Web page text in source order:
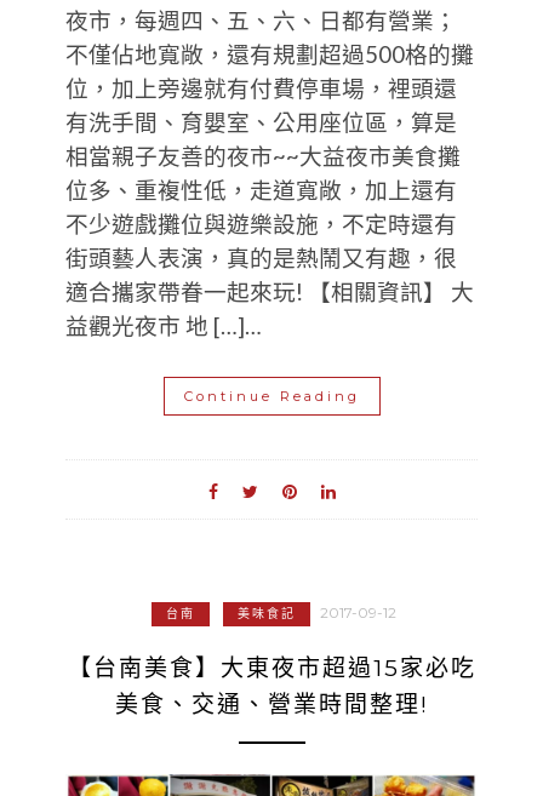
夜市，每週四、五、六、日都有營業；
不僅佔地寬敞，還有規劃超過500格的攤
位，加上旁邊就有付費停車場，裡頭還
有洗手間、育嬰室、公用座位區，算是
相當親子友善的夜市~~大益夜市美食攤
位多、重複性低，走道寬敞，加上還有
不少遊戲攤位與遊樂設施，不定時還有
街頭藝人表演，真的是熱鬧又有趣，很
適合攜家帶眷一起來玩! 【相關資訊】 大
益觀光夜市 地 […]…
Continue Reading
台南 美味食記 2017-09-12
【台南美食】大東夜市超過15家必吃
美食、交通、營業時間整理!